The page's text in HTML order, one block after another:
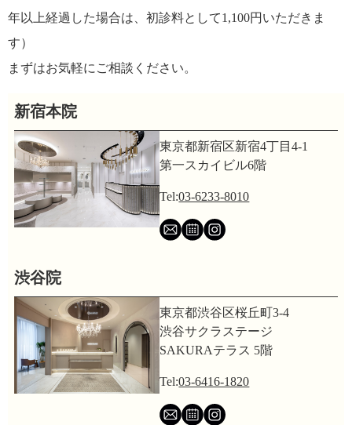
年以上経過した場合は、初診料として1,100円いただきま
す）
まずはお気軽にご相談ください。
新宿本院
東京都新宿区新宿4丁目4-1
第一スカイビル6階
Tel:03-6233-8010
渋谷院
東京都渋谷区桜丘町3-4
渋谷サクラステージ
SAKURAテラス 5階
Tel:03-6416-1820